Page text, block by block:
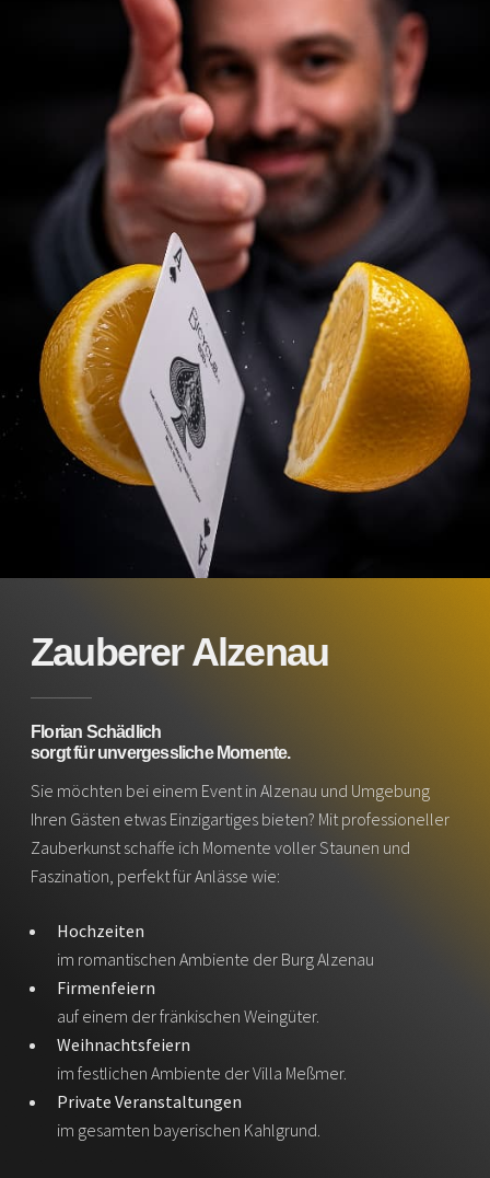
Zauberer Alzenau
Florian Schädlich
sorgt für unvergessliche Momente.
Sie möchten bei einem Event in Alzenau und Umgebung
Ihren Gästen etwas Einzigartiges bieten? Mit professioneller
Zauberkunst schaffe ich Momente voller Staunen und
Faszination, perfekt für Anlässe wie:
Hochzeiten
im romantischen Ambiente der Burg Alzenau
Firmenfeiern
auf einem der fränkischen Weingüter.
Weihnachtsfeiern
im festlichen Ambiente der Villa Meßmer.
Private Veranstaltungen
im gesamten bayerischen Kahlgrund.